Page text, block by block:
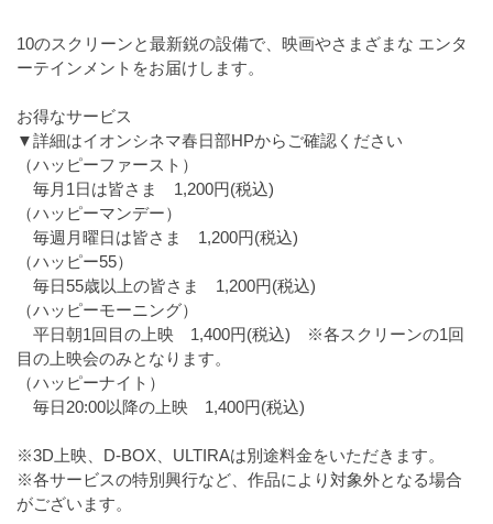
10のスクリーンと最新鋭の設備で、映画やさまざまな エンタ
ーテインメントをお届けします。
お得なサービス
▼詳細はイオンシネマ春日部HPからご確認ください
（ハッピーファースト）
毎月1日は皆さま 1,200円(税込)
（ハッピーマンデー）
毎週月曜日は皆さま 1,200円(税込)
（ハッピー55）
毎日55歳以上の皆さま 1,200円(税込)
（ハッピーモーニング）
平日朝1回目の上映 1,400円(税込) ※各スクリーンの1回
目の上映会のみとなります。
（ハッピーナイト）
毎日20:00以降の上映 1,400円(税込)
※3D上映、D-BOX、ULTIRAは別途料金をいただきます。
※各サービスの特別興行など、作品により対象外となる場合
がございます。